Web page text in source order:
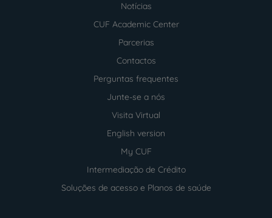
Notícias
CUF Academic Center
Parcerias
Contactos
Perguntas frequentes
Junte-se a nós
Visita Virtual
English version
My CUF
Intermediação de Crédito
Soluções de acesso e Planos de saúde